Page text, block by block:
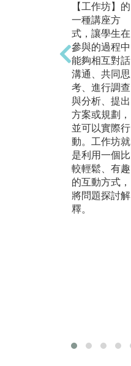
【工作坊】的
一種講座方
式，讓學生在
參與的過程中
能夠相互對話
溝通、共同思
考、進行調查
與分析、提出
方案或規劃，
並可以實際行
動。工作坊就
是利用一個比
較輕鬆、有趣
的互動方式，
將問題探討解
釋。